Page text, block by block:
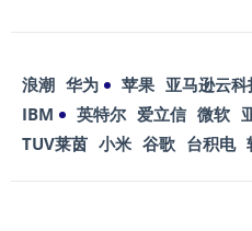
浪潮 华为 苹果 亚马逊云科
IBM
英特尔 爱立信 微软
TUV莱茵 小米 谷歌 台积电